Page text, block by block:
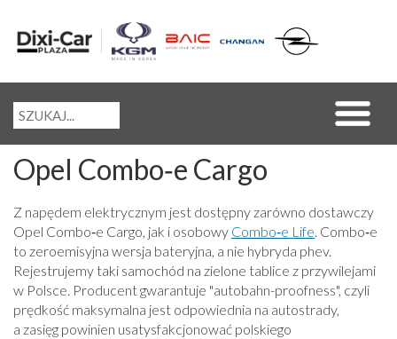
Opel Combo‑e Cargo
Z napędem elektrycznym jest dostępny zarówno dostawczy
Opel Combo‑e Cargo, jak i osobowy Combo‑e Life. Combo‑e
to zeroemisyjna wersja bateryjna, a nie hybryda phev.
Rejestrujemy taki samochód na zielone tablice z przywilejami
w Polsce. Producent gwarantuje "autobahn-proofness", czyli
prędkość maksymalna jest odpowiednia na autostrady,
a zasięg powinien usatysfakcjonować polskiego